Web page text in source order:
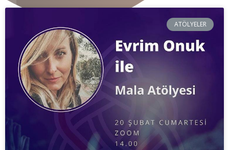
ATÖLYELER